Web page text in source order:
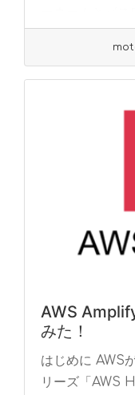
AWS
みた！
はじめに AWS
リーズ「